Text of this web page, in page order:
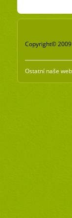
Copyright©
Ostatní naše